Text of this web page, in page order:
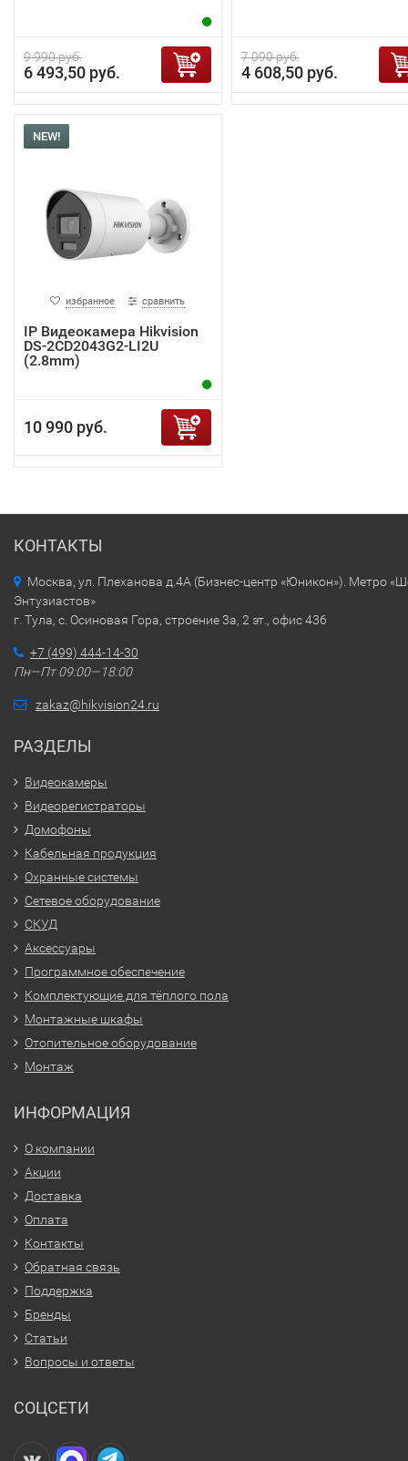
9 990 руб.
6 493,50 руб.
7 090 руб.
4 608,50 руб.
NEW!
избранное сравнить
IP Видеокамера Hikvision
DS-2CD2043G2-LI2U
(2.8mm)
10 990 руб.
КОНТАКТЫ
Москва, ул. Плеханова д.4А (Бизнес-центр «Юникон»). Метро
Энтузиастов»
г. Тула, с. Осиновая Гора, строение 3а, 2 эт., офис 436
+7 (499) 444-14-30
Пн—Пт 09:00—18:00
zakaz@hikvision24.ru
РАЗДЕЛЫ
Видеокамеры
Видеорегистраторы
Домофоны
Кабельная продукция
Охранные системы
Сетевое оборудование
СКУД
Аксессуары
Программное обеспечение
Комплектующие для тёплого пола
Монтажные шкафы
Отопительное оборудование
Монтаж
ИНФОРМАЦИЯ
О компании
Акции
Доставка
Оплата
Контакты
Обратная связь
Поддержка
Бренды
Статьи
Вопросы и ответы
СОЦСЕТИ